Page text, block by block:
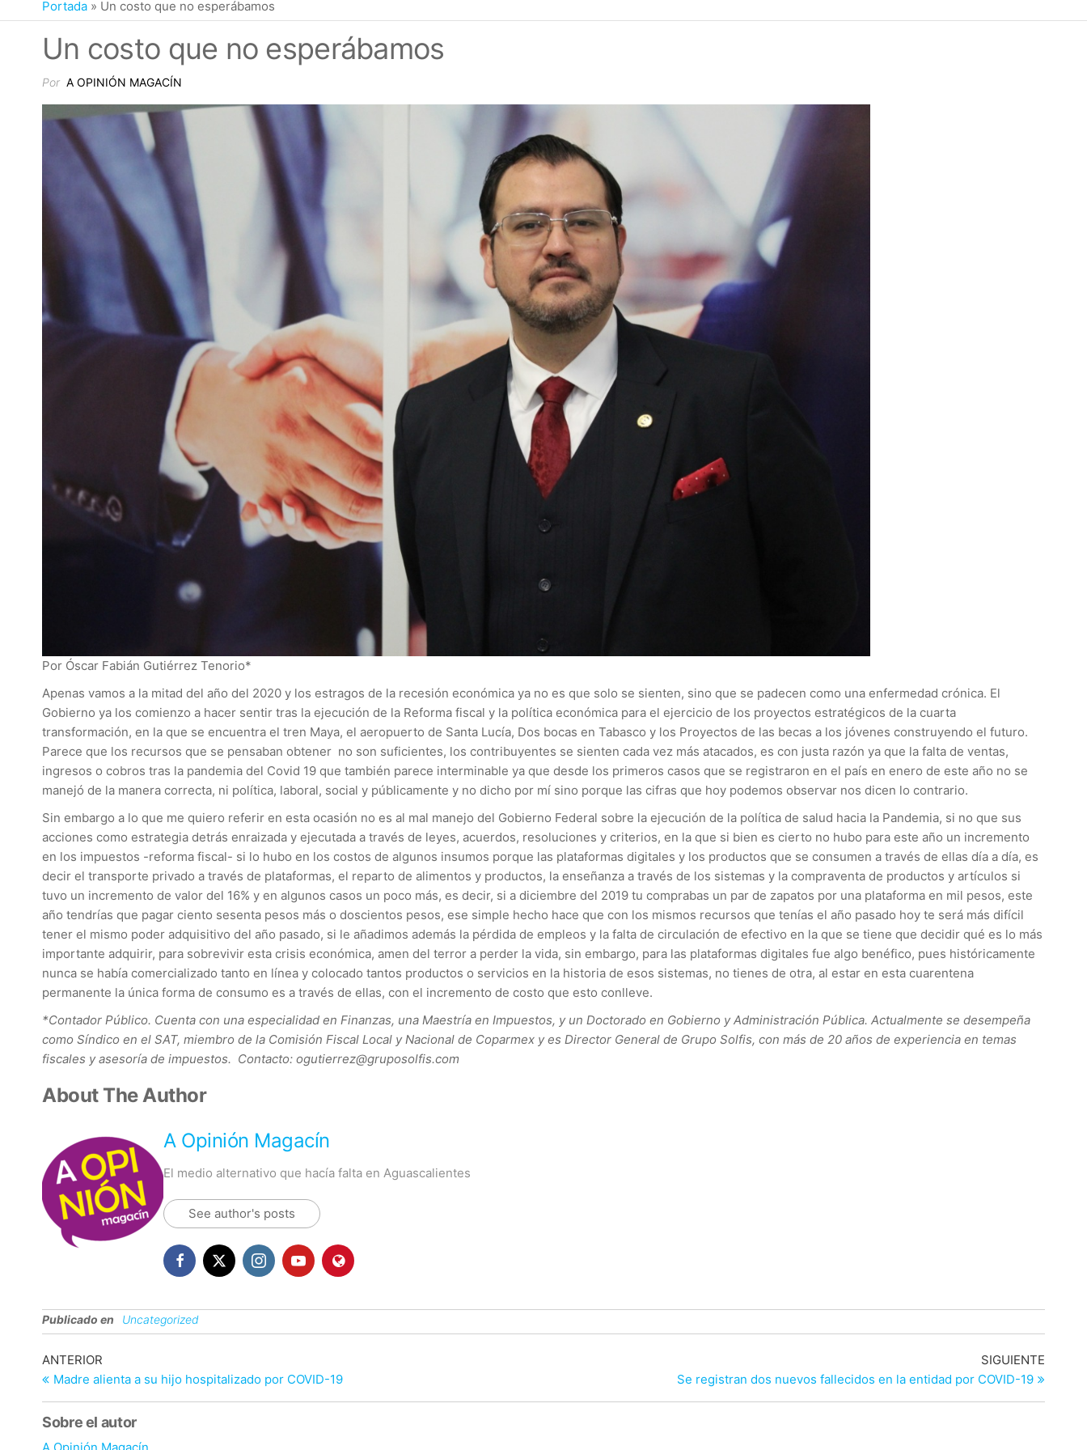
Portada » Un costo que no esperábamos
Un costo que no esperábamos
Por A OPINIÓN MAGACÍN
Por Óscar Fabián Gutiérrez Tenorio*
Apenas vamos a la mitad del año del 2020 y los estragos de la recesión económica ya no es que solo se sienten, sino que se padecen como una enfermedad crónica. El
Gobierno ya los comienzo a hacer sentir tras la ejecución de la Reforma fiscal y la política económica para el ejercicio de los proyectos estratégicos de la cuarta
transformación, en la que se encuentra el tren Maya, el aeropuerto de Santa Lucía, Dos bocas en Tabasco y los Proyectos de las becas a los jóvenes construyendo el futuro.
Parece que los recursos que se pensaban obtener no son suficientes, los contribuyentes se sienten cada vez más atacados, es con justa razón ya que la falta de ventas,
ingresos o cobros tras la pandemia del Covid 19 que también parece interminable ya que desde los primeros casos que se registraron en el país en enero de este año no se
manejó de la manera correcta, ni política, laboral, social y públicamente y no dicho por mí sino porque las cifras que hoy podemos observar nos dicen lo contrario.
Sin embargo a lo que me quiero referir en esta ocasión no es al mal manejo del Gobierno Federal sobre la ejecución de la política de salud hacia la Pandemia, si no que sus
acciones como estrategia detrás enraizada y ejecutada a través de leyes, acuerdos, resoluciones y criterios, en la que si bien es cierto no hubo para este año un incremento
en los impuestos -reforma fiscal- si lo hubo en los costos de algunos insumos porque las plataformas digitales y los productos que se consumen a través de ellas día a día, es
decir el transporte privado a través de plataformas, el reparto de alimentos y productos, la enseñanza a través de los sistemas y la compraventa de productos y artículos si
tuvo un incremento de valor del 16% y en algunos casos un poco más, es decir, si a diciembre del 2019 tu comprabas un par de zapatos por una plataforma en mil pesos, este
año tendrías que pagar ciento sesenta pesos más o doscientos pesos, ese simple hecho hace que con los mismos recursos que tenías el año pasado hoy te será más difícil
tener el mismo poder adquisitivo del año pasado, si le añadimos además la pérdida de empleos y la falta de circulación de efectivo en la que se tiene que decidir qué es lo más
importante adquirir, para sobrevivir esta crisis económica, amen del terror a perder la vida, sin embargo, para las plataformas digitales fue algo benéfico, pues históricamente
nunca se había comercializado tanto en línea y colocado tantos productos o servicios en la historia de esos sistemas, no tienes de otra, al estar en esta cuarentena
permanente la única forma de consumo es a través de ellas, con el incremento de costo que esto conlleve.
*Contador Público. Cuenta con una especialidad en Finanzas, una Maestría en Impuestos, y un Doctorado en Gobierno y Administración Pública. Actualmente se desempeña
como Síndico en el SAT, miembro de la Comisión Fiscal Local y Nacional de Coparmex y es Director General de Grupo Solfis, con más de 20 años de experiencia en temas
fiscales y asesoría de impuestos. Contacto: ogutierrez@gruposolfis.com
About The Author
A Opinión Magacín
El medio alternativo que hacía falta en Aguascalientes
See author's posts
Publicado en Uncategorized
Navegación
de
entradas
Entrada
anterior
ANTERIOR
Madre alienta a su hijo hospitalizado por COVID-19
SIGUIENTE
Se registran dos nuevos fallecidos en la entidad por COVID-19
Sobre el autor